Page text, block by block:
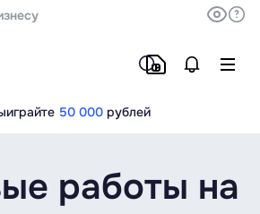
50 000 рублей
работы на